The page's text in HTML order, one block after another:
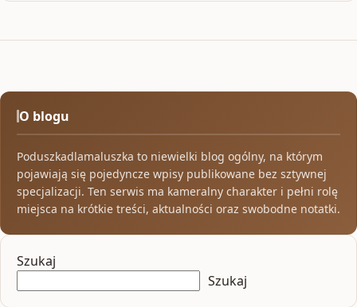
O blogu
Poduszkadlamaluszka to niewielki blog ogólny, na którym
pojawiają się pojedyncze wpisy publikowane bez sztywnej
specjalizacji. Ten serwis ma kameralny charakter i pełni rolę
miejsca na krótkie treści, aktualności oraz swobodne notatki.
Szukaj
Szukaj